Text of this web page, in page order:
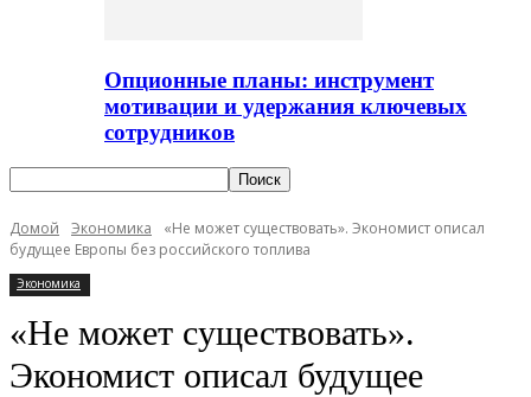
Опционные планы: инструмент
мотивации и удержания ключевых
сотрудников
Домой Экономика
«Не может существовать». Экономист описал
будущее Европы без российского топлива
Экономика
«Не может существовать».
Экономист описал будущее